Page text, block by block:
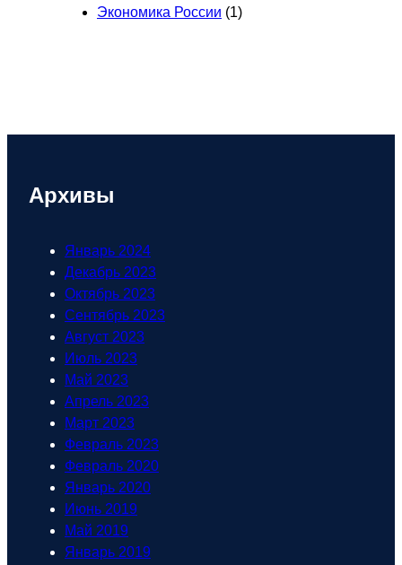
Экономика России (1)
Архивы
Январь 2024
Декабрь 2023
Октябрь 2023
Сентябрь 2023
Август 2023
Июль 2023
Май 2023
Апрель 2023
Март 2023
Февраль 2023
Февраль 2020
Январь 2020
Июнь 2019
Май 2019
Январь 2019